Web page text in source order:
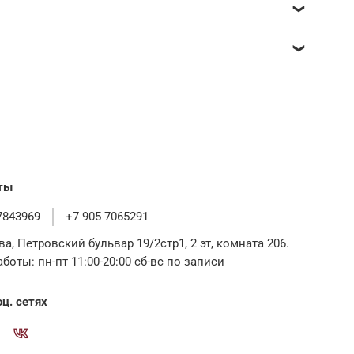
под ваши пожелания.
и ответить на все вопросы.
+7 905 7065291
Петровский бульвар 19/2стр1, 2 эт, комната 206.
Часы работы: пн-пт 11:00-20:00 сб-вс по записи
сетях